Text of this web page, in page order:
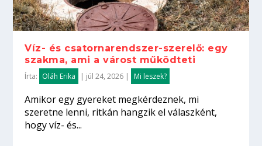
Víz- és csatornarendszer-szerelő: egy
szakma, ami a várost működteti
Írta: Oláh Erika | júl 24, 2026 | Mi leszek?
Amikor egy gyereket megkérdeznek, mi
szeretne lenni, ritkán hangzik el válaszként,
hogy víz- és...